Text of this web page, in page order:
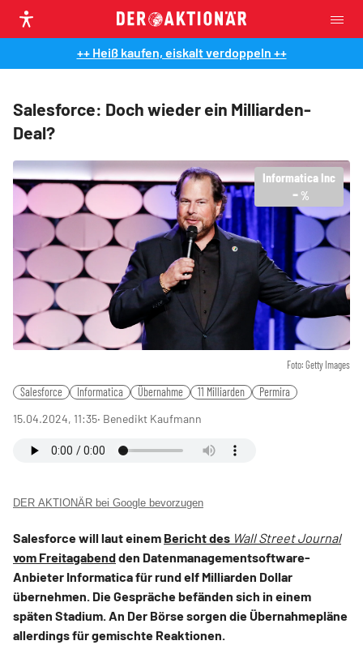
++ Heiß kaufen, eiskalt verdoppeln ++
Salesforce: Doch wieder ein Milliarden-
Deal?
Foto: Getty Images
Informatica Inc
- %
Salesforce Informatica Übernahme 11 Milliarden
Permira
15.04.2024, 11:35‧ Benedikt Kaufmann
DER AKTIONÄR bei Google bevorzugen
Salesforce will laut einem Bericht des Wall Street Journal
vom Freitagabendden Datenmanagementsoftware-
Anbieter Informatica für rund elf Milliarden Dollar
übernehmen. Die Gespräche befänden sich in einem
späten Stadium. An Der Börse sorgen die Übernahmepläne
allerdings für gemischte Reaktionen.